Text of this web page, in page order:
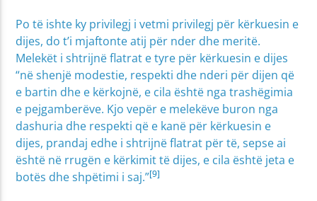
Po të ishte ky privilegj i vetmi privilegj për kërkuesin e
dijes, do t’i mjaftonte atij për nder dhe meritë.
Melekët i shtrijnë flatrat e tyre për kërkuesin e dijes
“në shenjë modestie, respekti dhe nderi për dijen që
e bartin dhe e kërkojnë, e cila është nga trashëgimia
e pejgamberëve. Kjo vepër e melekëve buron nga
dashuria dhe respekti që e kanë për kërkuesin e
dijes, prandaj edhe i shtrijnë flatrat për të, sepse ai
është në rrugën e kërkimit të dijes, e cila është jeta e
botës dhe shpëtimi i saj.”[9]